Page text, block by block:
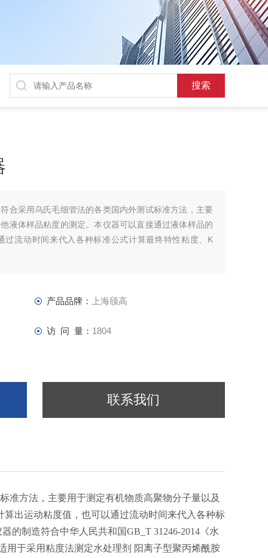
合采用乌氏毛细管法的各类国内外测试标准方法，主要
液体样品粘度的测定。本仪器可以直接通过液体样品的
过流动时间来代入各种标准公式计算最终特性粘度、K
产品品牌： 上海颀高
访 问 量： 1804
联系我们
准方法，主要用于测定有机物质高聚物分子量以及
出运动粘度值，也可以通过流动时间来代入各种标
的制造符合中华人民共和国GB_T 31246-2014《水
用于采用粘度法测定水处理剂 阳离子型聚丙烯酰胺